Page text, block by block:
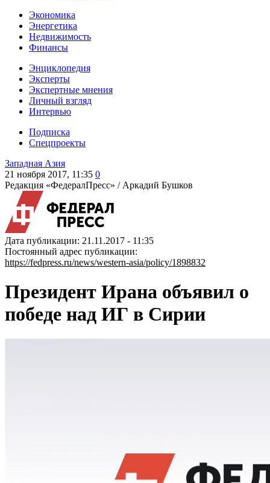
Экономика
Энергетика
Недвижимость
Финансы
Энциклопедия
Эксперты
Экспертные мнения
Личный взгляд
Интервью
Подписка
Спецпроекты
Западная Азия
21 ноября 2017, 11:35 0
Редакция «ФедералПресс» / Аркадий Бушков
Дата публикации: 21.11.2017 - 11:35
Постоянный адрес публикации:
https://fedpress.ru/news/western-asia/policy/1898832
Президент Ирана объявил о
победе над ИГ в Сирии